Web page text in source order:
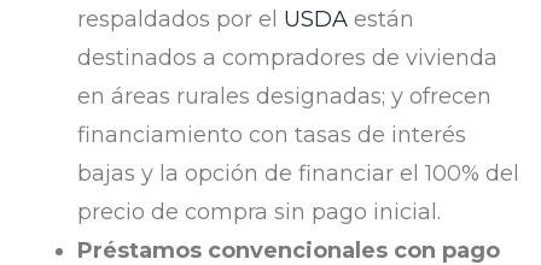
respaldados por el USDA están
destinados a compradores de vivienda
en áreas rurales designadas; y ofrecen
financiamiento con tasas de interés
bajas y la opción de financiar el 100% del
precio de compra sin pago inicial.
Préstamos convencionales con pago